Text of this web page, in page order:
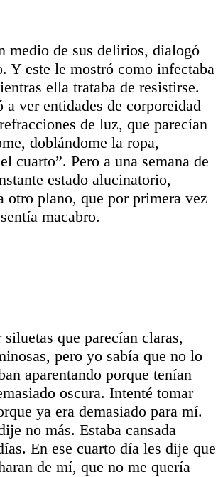
medio de sus delirios, dialogó
Y este le mostró como infectaba
ella trataba de resistirse.
a ver entidades de corporeidad
de luz, que parecían
doblándome la ropa,
cuarto”. Pero a una semana de
estado alucinatorio,
otro plano, que por primera vez
macabro.
que parecían claras,
pero yo sabía que no lo
aparentando porque tenían
oscura. Intenté tomar
ya era demasiado para mí.
no más. Estaba cansada
En ese cuarto día les dije que
de mí, que no me quería